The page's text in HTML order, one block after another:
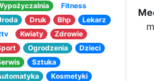
Fitness
Druk Bhp
Lekarz
Kwiaty
Zdrowie
Ogrodzenia
Dzieci
Sztuka
Kosmetyki